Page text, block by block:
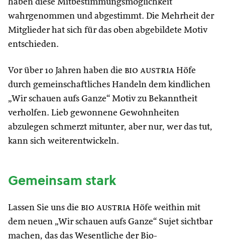
haben diese Mitbestimmungsmöglichkeit
wahrgenommen und abgestimmt. Die Mehrheit der
Mitglieder hat sich für das oben abgebildete Motiv
entschieden.
Vor über 10 Jahren haben die bio austria Höfe
durch gemeinschaftliches Handeln dem kindlichen
„Wir schauen aufs Ganze“ Motiv zu Bekanntheit
verholfen. Lieb gewonnene Gewohnheiten
abzulegen schmerzt mitunter, aber nur, wer das tut,
kann sich weiterentwickeln.
Gemeinsam stark
Lassen Sie uns die bio austria Höfe weithin mit
dem neuen „Wir schauen aufs Ganze“ Sujet sichtbar
machen, das das Wesentliche der Bio-